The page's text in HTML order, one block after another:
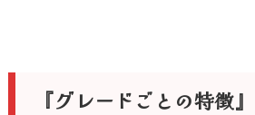
『グレードごとの特徴』